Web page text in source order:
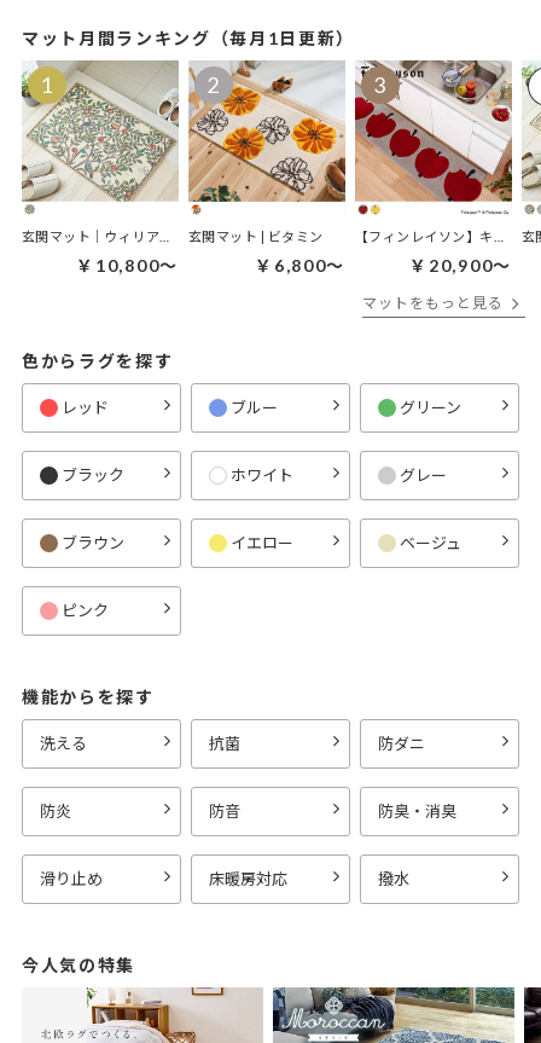
マット月間ランキング（毎月1日更新）
玄関マット｜ウィリアムモリス ケルムスコットツリー
￥10,800～
玄関マット | ビタミン
￥6,800～ ￥20,900～
マットをもっと見る
色からラグを探す
レッド ブルー グリーン
ブラック ホワイト グレー
ブラウン イエロー ベージュ
ピンク
機能からを探す
洗える 抗菌 防ダニ
防炎 防音 防臭・消臭
滑り止め 床暖房対応 撥水
今人気の特集